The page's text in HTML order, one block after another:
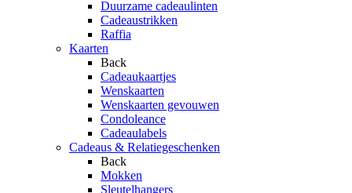
Duurzame cadeaulinten
Cadeaustrikken
Raffia
Kaarten
Back
Cadeaukaartjes
Wenskaarten
Wenskaarten gevouwen
Condoleance
Cadeaulabels
Cadeaus & Relatiegeschenken
Back
Mokken
Sleutelhangers